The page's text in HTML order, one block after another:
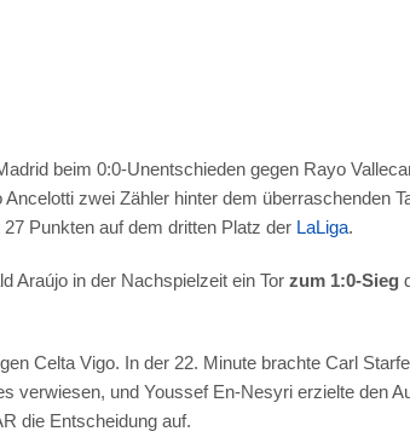
beim 0:0-Unentschieden gegen Rayo
zwei Zähler hinter dem überraschenden
Punkten auf dem dritten Platz der LaLiga.
Araújo in der Nachspielzeit ein Tor zum 1:0-Sieg
Celta Vigo. In der 22. Minute brachte Carl
verwiesen, und Youssef En-Nesyri erzielte den
die Entscheidung auf.